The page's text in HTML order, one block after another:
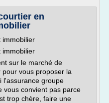
en
immobilier
immobilier
sur le marché de
vous proposer la
l'assurance groupe
vous convient pas parce
trop chère, faire une